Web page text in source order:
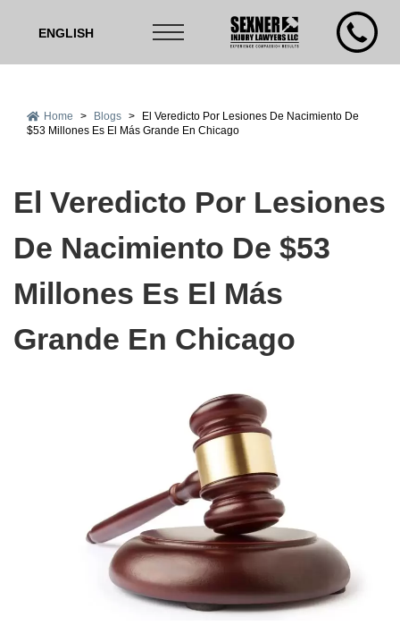
ENGLISH
Home > Blogs >
El Veredicto Por Lesiones De Nacimiento De
$53 Millones Es El Más Grande En Chicago
El Veredicto Por Lesiones
De Nacimiento De $53
Millones Es El Más
Grande En Chicago